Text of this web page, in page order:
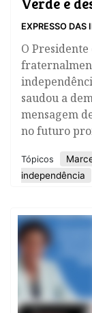
EXPRESSO DAS
O
saudou a
mensagem
no futuro
Tópicos
independência